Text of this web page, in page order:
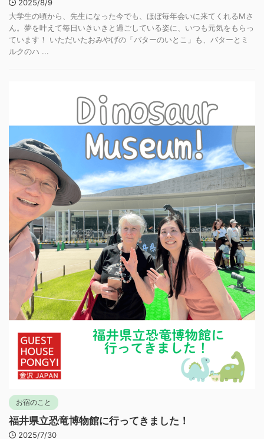
2025/8/9
大学生の頃から、先生になった今でも、ほぼ毎年会いに来てくれるMさ
ん。夢を叶えて毎日いきいきと過ごしている姿に、いつも元気をもらっ
ています！ いただいたおみやげの「バターのいとこ」も、バターとミ
ルクのハ ...
お宿のこと
福井県立恐竜博物館に行ってきました！
2025/7/30